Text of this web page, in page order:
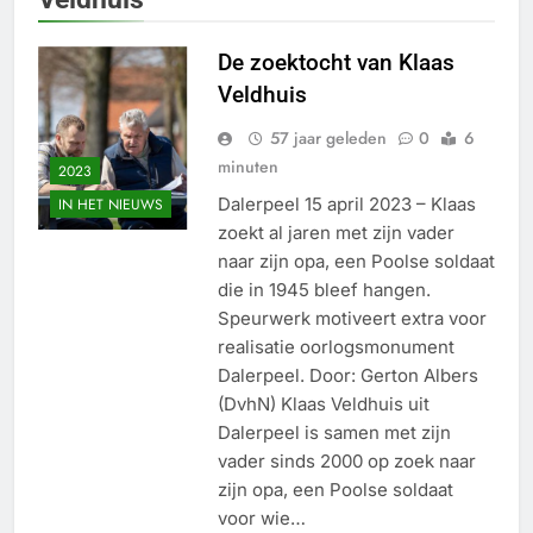
2023
IN HET NIEUWS
De zoektocht van Klaas
Veldhuis
57 jaar geleden 0
6
minuten
Dalerpeel 15 april 2023 – Klaas
zoekt al jaren met zijn vader
naar zijn opa, een Poolse soldaat
die in 1945 bleef hangen.
Speurwerk motiveert extra voor
realisatie oorlogsmonument
Dalerpeel. Door: Gerton Albers
(DvhN) Klaas Veldhuis uit
Dalerpeel is samen met zijn
vader sinds 2000 op zoek naar
zijn opa, een Poolse soldaat
voor wie…